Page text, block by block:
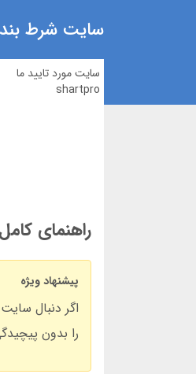
سایت شرط
سایت مورد تایید ما
shartpro
راهنمای
پیشنهاد ویژه
اگر دنبال
را بدون